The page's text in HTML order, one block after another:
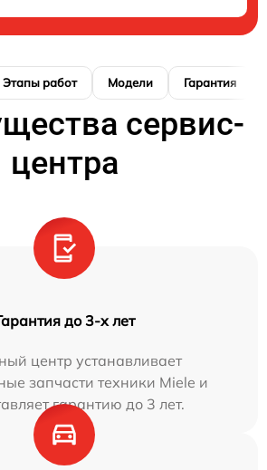
Этапы работ Модели Гарантия
сервис-
центра
до 3-х лет
центр устанавливает
запчасти техники Miele и
гарантию до 3 лет.